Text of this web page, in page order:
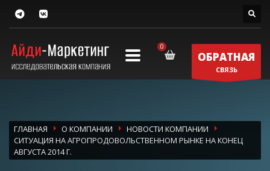
ОБРАТНАЯ
СВЯЗЬ
ГЛАВНАЯ О КОМПАНИИ
НОВОСТИ КОМПАНИИ
СИТУАЦИЯ НА АГРОПРОДОВОЛЬСТВЕННОМ РЫНКЕ НА КОНЕЦ
АВГУСТА 2014 Г.